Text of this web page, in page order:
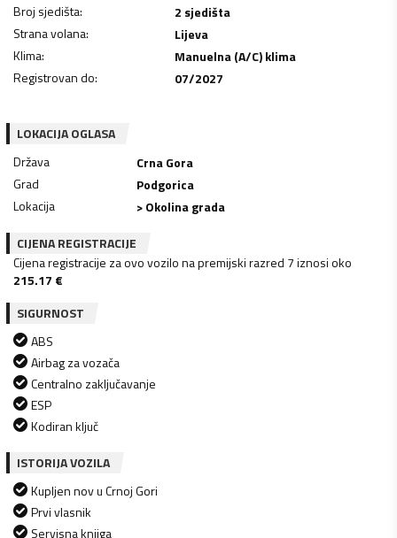
Broj sjedišta:
2 sjedišta
Strana volana:
Lijeva
Klima:
Manuelna (A/C) klima
Registrovan do: 07/2027
LOKACIJA OGLASA
Država
Crna Gora
Grad
Podgorica
Lokacija
> Okolina grada
CIJENA REGISTRACIJE
Cijena registracije za ovo vozilo na premijski razred 7 iznosi oko
215.17 €
SIGURNOST
ABS
Airbag za vozača
Centralno zaključavanje
ESP
Kodiran ključ
ISTORIJA VOZILA
Kupljen nov u Crnoj Gori
Prvi vlasnik
Servisna knjiga